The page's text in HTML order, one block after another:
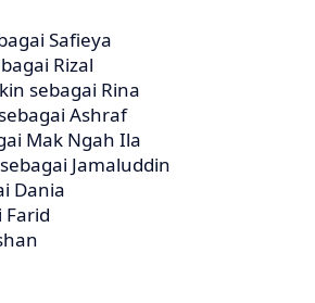
Safieya
Rizal
sebagai Rina
Ashraf
Mak Ngah Ila
Jamaluddin
Dania